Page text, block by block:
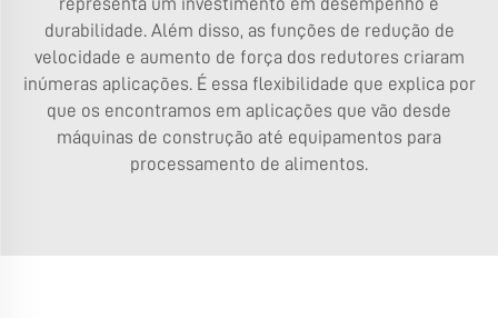
representa um investimento em desempenho e
durabilidade. Além disso, as funções de redução de
velocidade e aumento de força dos redutores criaram
inúmeras aplicações. É essa flexibilidade que explica por
que os encontramos em aplicações que vão desde
máquinas de construção até equipamentos para
processamento de alimentos.